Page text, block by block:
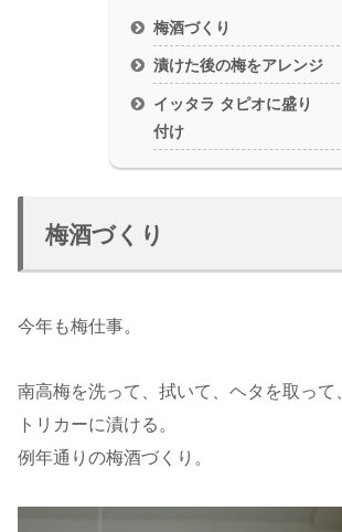
梅酒づくり
漬けた後の梅をアレンジ
イッタラ タピオに盛り
付け
梅酒づくり
今年も梅仕事。
南高梅を洗って、拭いて、ヘタを取って
トリカーに漬ける。
例年通りの梅酒づくり。